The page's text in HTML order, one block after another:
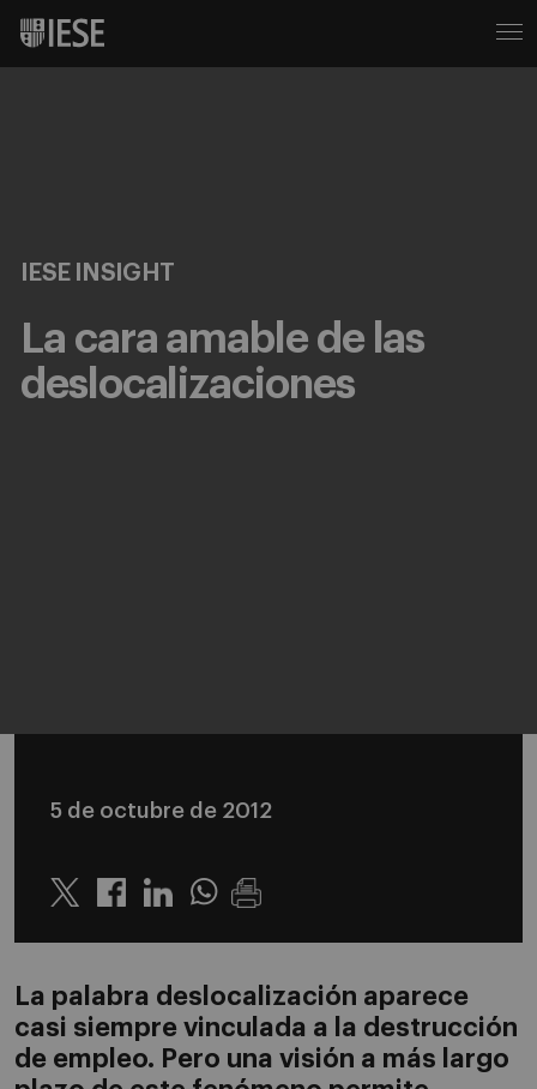
IESE INSIGHT
La cara amable de las
deslocalizaciones
5 de octubre de 2012
Twitter LinkedinWhatsapp
La palabra deslocalización aparece
casi siempre vinculada a la destrucción
de empleo. Pero una visión a más largo